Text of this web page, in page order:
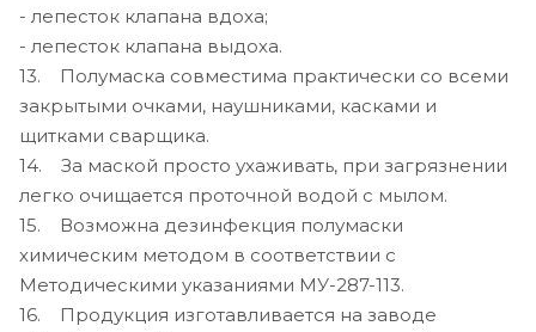
- лепесток клапана вдоха;
- лепесток клапана выдоха.
13. Полумаска совместима практически со всеми
закрытыми очками, наушниками, касками и
щитками сварщика.
14. За маской просто ухаживать, при загрязнении
легко очищается проточной водой с мылом.
15. Возможна дезинфекция полумаски
химическим методом в соответствии с
Методическими указаниями МУ-287-113.
16. Продукция изготавливается на заводе